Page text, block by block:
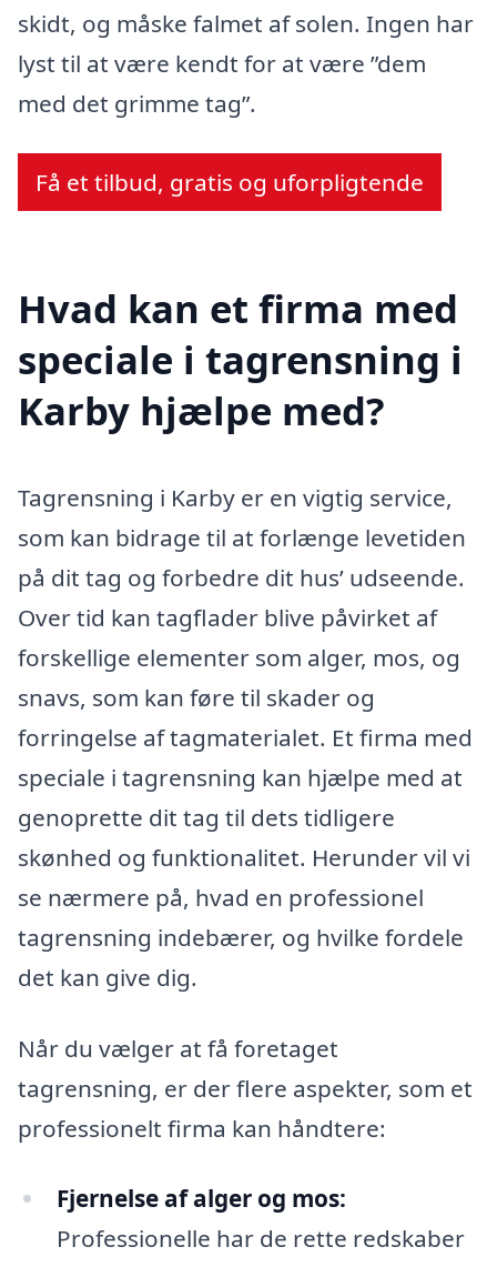
skidt, og måske falmet af solen. Ingen har
lyst til at være kendt for at være ”dem
med det grimme tag”.
Få et tilbud, gratis og uforpligtende
Hvad kan et firma med
speciale i tagrensning i
Karby hjælpe med?
Tagrensning i Karby er en vigtig service,
som kan bidrage til at forlænge levetiden
på dit tag og forbedre dit hus’ udseende.
Over tid kan tagflader blive påvirket af
forskellige elementer som alger, mos, og
snavs, som kan føre til skader og
forringelse af tagmaterialet. Et firma med
speciale i tagrensning kan hjælpe med at
genoprette dit tag til dets tidligere
skønhed og funktionalitet. Herunder vil vi
se nærmere på, hvad en professionel
tagrensning indebærer, og hvilke fordele
det kan give dig.
Når du vælger at få foretaget
tagrensning, er der flere aspekter, som et
professionelt firma kan håndtere:
Fjernelse af alger og mos:
Professionelle har de rette redskaber